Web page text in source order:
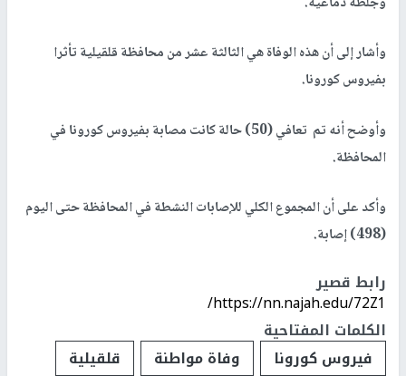
وأشار إلى أن هذه الوفاة هي الثالثة عشر من محافظة قلقيلية تأثرا
بفيروس كورونا.
وأوضح أنه تم تعافي (50) حالة كانت مصابة بفيروس كورونا في
المحافظة.
وأكد على أن المجموع الكلي للإصابات النشطة في المحافظة حتى اليوم
(498) إصابة.
رابط قصير
https://nn.najah.edu/72Z1/
الكلمات المفتاحية
فيروس كورونا
وفاة مواطنة قلقيلية